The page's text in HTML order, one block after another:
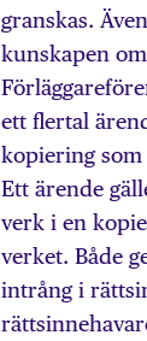
granskas.
kunskapen
ett flertal
kopiering
Ett ärende
verk i en
verket. Både
intrång i